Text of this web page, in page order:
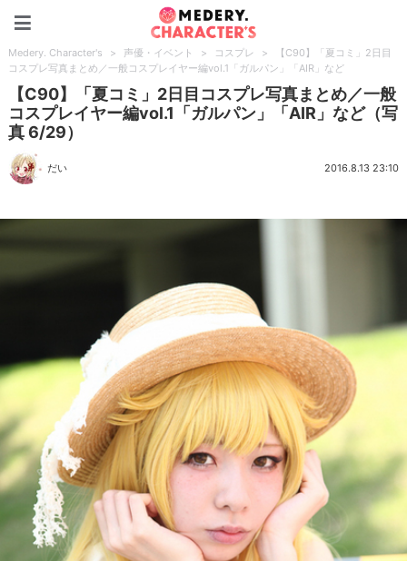
Medery. Character's > 声優・イベント > コスプレ >
【C90】「夏コミ」2日目
コスプレ写真まとめ／一般コスプレイヤー編vol.1「ガルパン」「AIR」など
【C90】「夏コミ」2日目コスプレ写真まとめ／一般
コスプレイヤー編vol.1「ガルパン」「AIR」など（写
真 6/29）
だい 2016.8.13 23:10